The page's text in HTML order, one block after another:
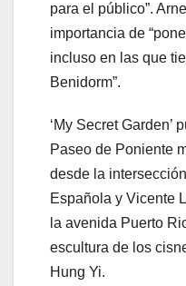
para el público”.
importancia de
incluso en las que
Benidorm”.
‘My Secret Garden’
Paseo de Poniente
desde la
Española y Vicente
la avenida Puerto
escultura de los
Hung Yi.